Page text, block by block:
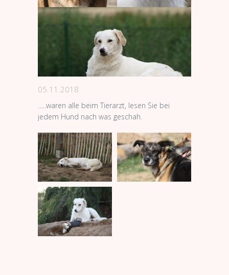
05.11.2018
…..waren alle beim Tierarzt, lesen Sie bei
jedem Hund nach was geschah.